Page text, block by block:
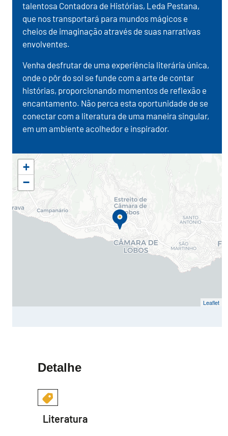
talentosa Contadora de Histórias, Leda Pestana,
que nos transportará para mundos mágicos e
cheios de imaginação através de suas narrativas
envolventes.
Venha desfrutar de uma experiência literária única,
onde o pôr do sol se funde com a arte de contar
histórias, proporcionando momentos de reflexão e
encantamento. Não perca esta oportunidade de se
conectar com a literatura de uma maneira singular,
em um ambiente acolhedor e inspirador.
+
−
Leaflet
Detalhe
Literatura